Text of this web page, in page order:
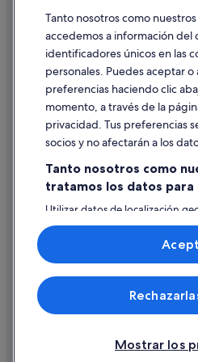
Pautas sobre el contenido y cómo
Ayuda
Cancelar un vuelo
Cancelar una reserva de hotel o de un
Utilizar un cupón de Expedia
Documentos para viajes
© 2026 Expedia, Inc., una empresa de
derechos reservados. Expedia y el
comerciales o marcas comerciales
Tanto nosotros como nuestros
accedemos a información del
identificadores únicos en las
personales. Puedes aceptar
preferencias haciendo clic
momento, a través de la
privacidad. Tus preferencias
socios y no afectarán a los
Tanto nosotros como
tratamos los datos
Utilizar datos de localización
activamente las características
identificación. Almacenar la
y/o acceder a ella. Publicidad y
medición de publicidad y
audiencia y desarrollo de
Lista de asociados
Mostrar los